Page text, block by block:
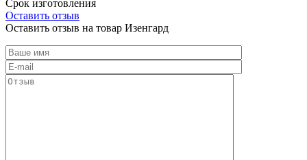
Срок изготовления
Оставить отзыв
Оставить отзыв на товар Изенгард